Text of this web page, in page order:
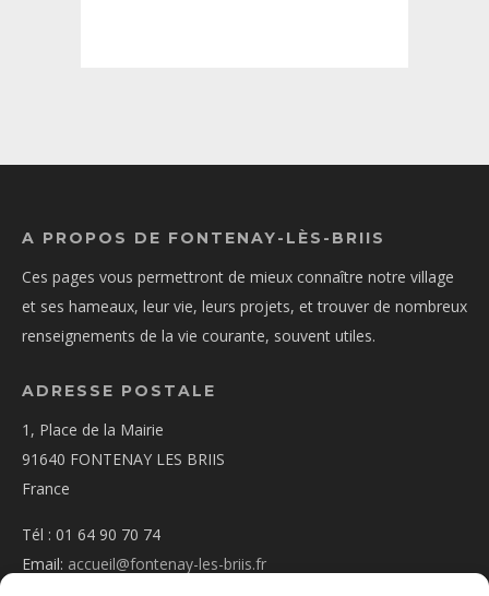
A PROPOS DE FONTENAY-LÈS-BRIIS
Ces pages vous permettront de mieux connaître notre village
et ses hameaux, leur vie, leurs projets, et trouver de nombreux
renseignements de la vie courante, souvent utiles.
ADRESSE POSTALE
1, Place de la Mairie
91640 FONTENAY LES BRIIS
France
Tél : 01 64 90 70 74
Email: accueil@fontenay-les-briis.fr